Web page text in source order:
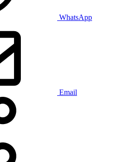
WhatsApp
Email